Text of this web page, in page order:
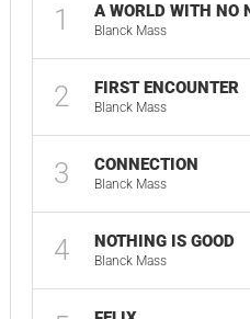
1 A WORLD WITH NO
Blanck Mass
2 FIRST ENCOUNTER
Blanck Mass
3 CONNECTION
Blanck Mass
4 NOTHING IS GOOD
Blanck Mass